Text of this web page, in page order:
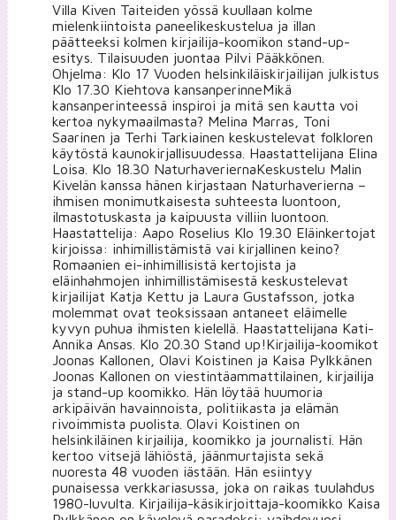
Villa Kiven Taiteiden yössä kuullaan kolme
mielenkiintoista paneelikeskustelua ja illan
päätteeksi kolmen kirjailija-koomikon stand-up-
esitys. Tilaisuuden juontaa Pilvi Pääkkönen.
Ohjelma: Klo 17 Vuoden helsinkiläiskirjailijan julkistus
Klo 17.30 Kiehtova kansanperinneMikä
kansanperinteessä inspiroi ja mitä sen kautta voi
kertoa nykymaailmasta? Melina Marras, Toni
Saarinen ja Terhi Tarkiainen keskustelevat folkloren
käytöstä kaunokirjallisuudessa. Haastattelijana Elina
Loisa. Klo 18.30 NaturhaveriernaKeskustelu Malin
Kivelän kanssa hänen kirjastaan Naturhaverierna –
ihmisen monimutkaisesta suhteesta luontoon,
ilmastotuskasta ja kaipuusta villiin luontoon.
Haastattelija: Aapo Roselius Klo 19.30 Eläinkertojat
kirjoissa: inhimillistämistä vai kirjallinen keino?
Romaanien ei-inhimillisistä kertojista ja
eläinhahmojen inhimillistämisestä keskustelevat
kirjailijat Katja Kettu ja Laura Gustafsson, jotka
molemmat ovat teoksissaan antaneet eläimelle
kyvyn puhua ihmisten kielellä. Haastattelijana Kati-
Annika Ansas. Klo 20.30 Stand up!Kirjailija-koomikot
Joonas Kallonen, Olavi Koistinen ja Kaisa Pylkkänen
Joonas Kallonen on viestintäammattilainen, kirjailija
ja stand-up koomikko. Hän löytää huumoria
arkipäivän havainnoista, politiikasta ja elämän
rivoimmista puolista. Olavi Koistinen on
helsinkiläinen kirjailija, koomikko ja journalisti. Hän
kertoo vitsejä lähiöstä, jäänmurtajista sekä
nuoresta 48 vuoden iästään. Hän esiintyy
punaisessa verkkariasussa, joka on raikas tuulahdus
1980-luvulta. Kirjailija-käsikirjoittaja-koomikko Kaisa